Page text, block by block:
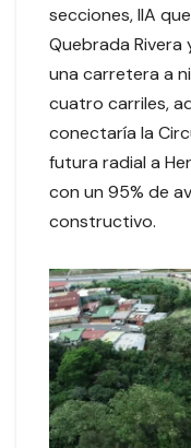
secciones, IIA
Quebrada
una carretera a
cuatro carriles,
conectaría la
futura radial a
con un 95% de
constructivo.